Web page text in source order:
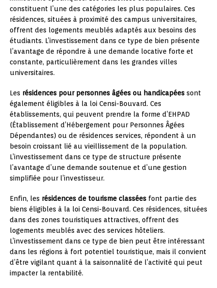
constituent l’une des catégories les plus populaires. Ces
résidences, situées à proximité des campus universitaires,
offrent des logements meublés adaptés aux besoins des
étudiants. L’investissement dans ce type de bien présente
l’avantage de répondre à une demande locative forte et
constante, particulièrement dans les grandes villes
universitaires.
Les résidences pour personnes âgées ou handicapées sont
également éligibles à la loi Censi-Bouvard. Ces
établissements, qui peuvent prendre la forme d’EHPAD
(Établissement d’Hébergement pour Personnes Âgées
Dépendantes) ou de résidences services, répondent à un
besoin croissant lié au vieillissement de la population.
L’investissement dans ce type de structure présente
l’avantage d’une demande soutenue et d’une gestion
simplifiée pour l’investisseur.
Enfin, les résidences de tourisme classées font partie des
biens éligibles à la loi Censi-Bouvard. Ces résidences, situées
dans des zones touristiques attractives, offrent des
logements meublés avec des services hôteliers.
L’investissement dans ce type de bien peut être intéressant
dans les régions à fort potentiel touristique, mais il convient
d’être vigilant quant à la saisonnalité de l’activité qui peut
impacter la rentabilité.